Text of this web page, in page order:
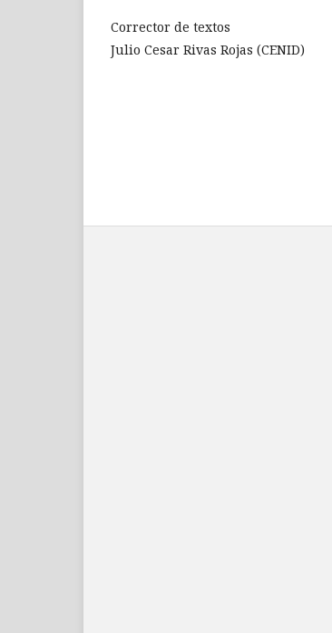
Corrector de textos
Julio Cesar Rivas Rojas (CENID)